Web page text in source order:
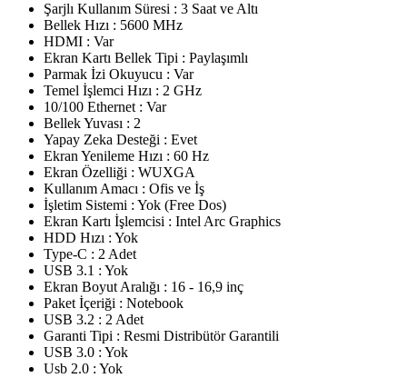
Şarjlı Kullanım Süresi : 3 Saat ve Altı
Bellek Hızı : 5600 MHz
HDMI : Var
Ekran Kartı Bellek Tipi : Paylaşımlı
Parmak İzi Okuyucu : Var
Temel İşlemci Hızı : 2 GHz
10/100 Ethernet : Var
Bellek Yuvası : 2
Yapay Zeka Desteği : Evet
Ekran Yenileme Hızı : 60 Hz
Ekran Özelliği : WUXGA
Kullanım Amacı : Ofis ve İş
İşletim Sistemi : Yok (Free Dos)
Ekran Kartı İşlemcisi : Intel Arc Graphics
HDD Hızı : Yok
Type-C : 2 Adet
USB 3.1 : Yok
Ekran Boyut Aralığı : 16 - 16,9 inç
Paket İçeriği : Notebook
USB 3.2 : 2 Adet
Garanti Tipi : Resmi Distribütör Garantili
USB 3.0 : Yok
Usb 2.0 : Yok